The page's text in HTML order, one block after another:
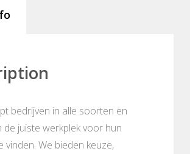
bedrijven in alle soorten en
de juiste werkplek voor hun
vinden. We bieden keuze,